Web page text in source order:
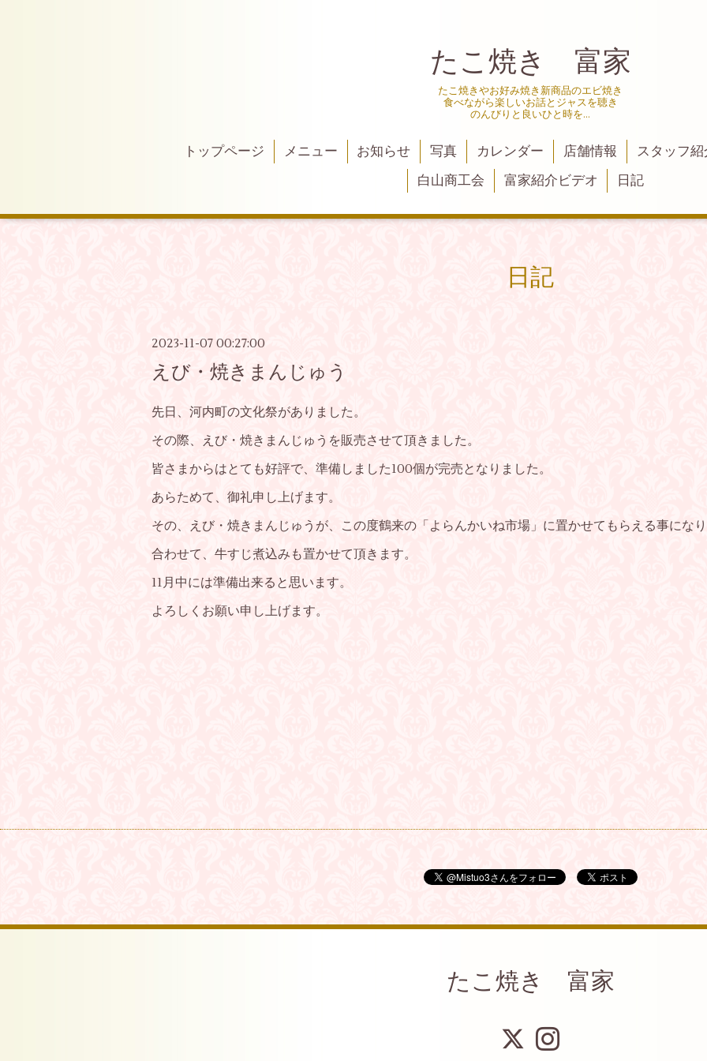
たこ焼き 富家
たこ焼きやお好み焼き新商品のエビ焼き
食べながら楽しいお話とジャスを聴き
のんびりと良いひと時を…
トップページ メニュー お知らせ 写真 カレンダー 店舗情報
スタッフ紹
白山商工会
富家紹介ビデオ 日記
日記
2023-11-07 00:27:00
えび・焼きまんじゅう
先日、河内町の文化祭がありました。
その際、えび・焼きまんじゅうを販売させて頂きました。
皆さまからはとても好評で、準備しました100個が完売となりました。
あらためて、御礼申し上げます。
その、えび・焼きまんじゅうが、この度鶴来の「よらんかいね市場」に置かせてもらえる事にな
合わせて、牛すじ煮込みも置かせて頂きます。
11月中には準備出来ると思います。
よろしくお願い申し上げます。
たこ焼き 富家